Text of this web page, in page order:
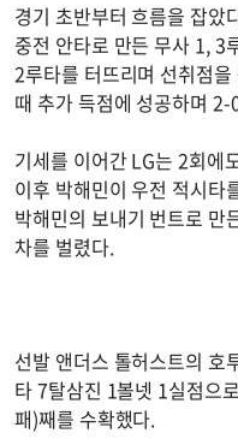
경기 초반부터 흐름을 잡았
중전 안타로 만든 무사 1, 3
2루타를 터뜨리며 선취점
때 추가 득점에 성공하며
기세를 이어간 LG는 2회에
이후 박해민이 우전 적시타
박해민의 보내기 번트로 만
차를 벌렸다.
선발 앤더스 톨허스트의 호
타 7탈삼진 1볼넷 1실점으
패)째를 수확했다.